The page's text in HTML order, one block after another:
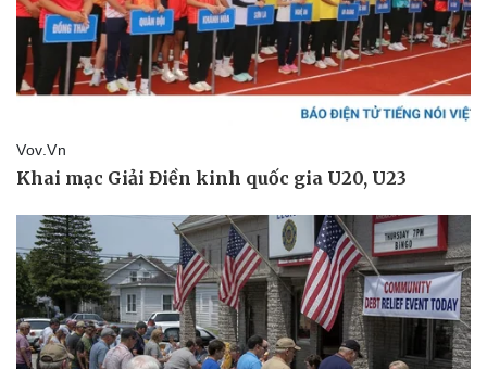
Pháp luật
Tin nóng
Quân sự - Quốc phòng
Vũ khí
Phân tích